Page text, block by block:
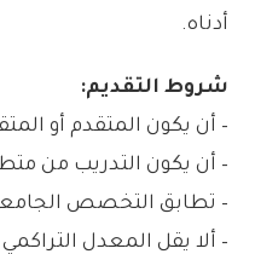
أدناه.
شروط التقديم:
– أن يكون المتقدم أو
– أن يكون التدريب من
– تطابق التخصص
– ألا يقل المعدل التراكمي عن (2.5 من 4) أو